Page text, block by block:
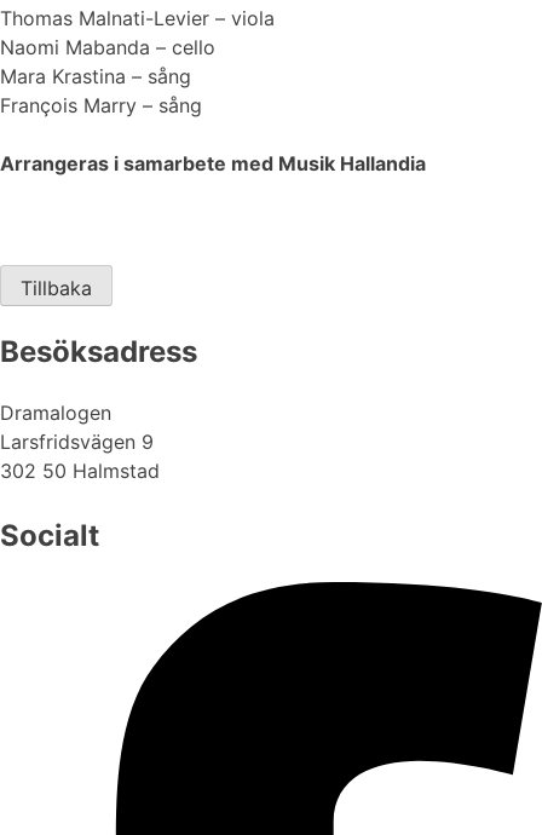
Thomas Malnati-Levier – viola
Naomi Mabanda – cello
Mara Krastina – sång
François Marry – sång
Arrangeras i samarbete med Musik Hallandia
Tillbaka
Besöksadress
Dramalogen
Larsfridsvägen 9
302 50 Halmstad
Socialt